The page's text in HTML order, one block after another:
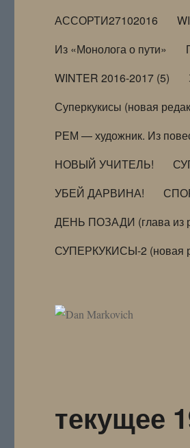
АССОРТИ27102016
Из «Монолога о пути»
WINTER 2016-2017 (5)
Суперкукисы (новая
РЕМ — художник. Из
НОВЫЙ УЧИТЕЛЬ!
УБЕЙ ДАРВИНА!
ДЕНЬ ПОЗАДИ (глава
СУПЕРКУКИСЫ-2 (новая
текущее